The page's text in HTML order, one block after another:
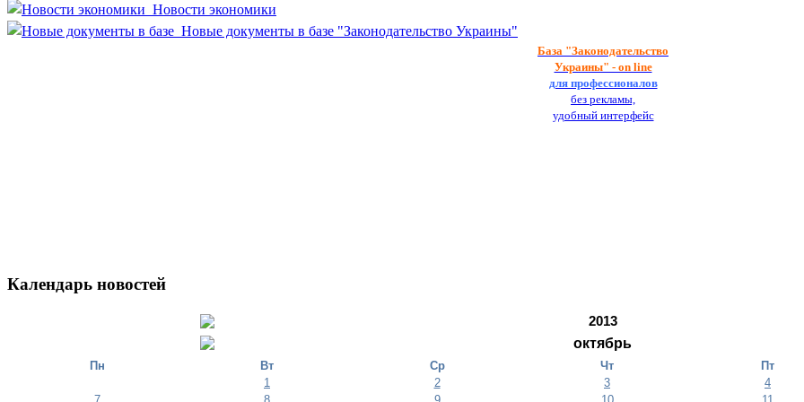
Новости экономики
Новые документы в базе "Законодательство Украины"
База "Законодательство
Украины" - on line
для профессионалов
без рекламы,
удобный интерфейс
Календарь новостей
2013
октябрь
Пн Вт Ср Чт Пт
1
2 3 4